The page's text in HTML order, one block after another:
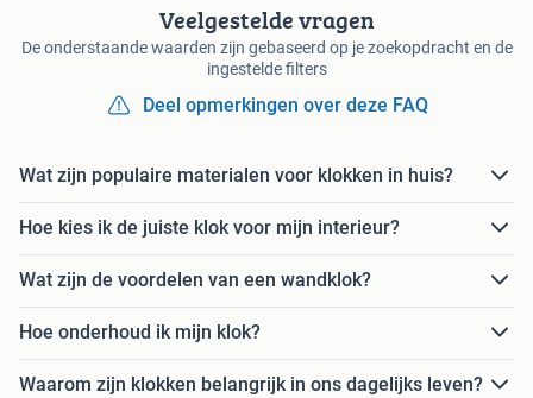
Veelgestelde vragen
De onderstaande waarden zijn gebaseerd op je zoekopdracht en de
ingestelde filters
Deel opmerkingen over deze FAQ
Wat zijn populaire materialen voor klokken in huis?
Hoe kies ik de juiste klok voor mijn interieur?
Wat zijn de voordelen van een wandklok?
Hoe onderhoud ik mijn klok?
Waarom zijn klokken belangrijk in ons dagelijks leven?